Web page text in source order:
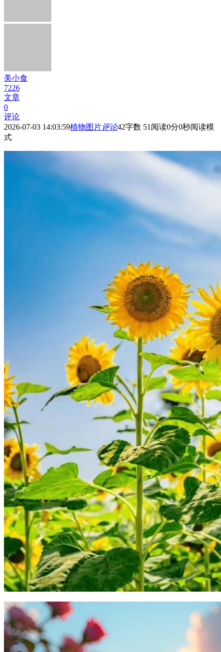
美小食
7226
文章
0
评论
2026-07-03 14:03:59植物图片评论42字数 51 阅读0分0秒阅读模
式